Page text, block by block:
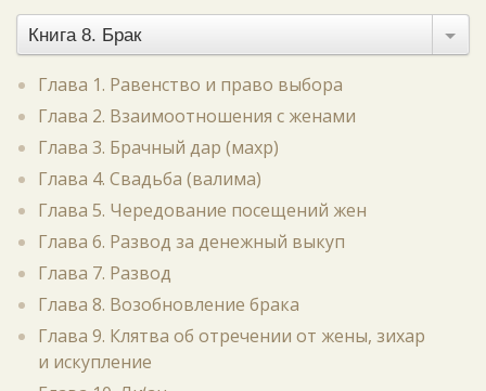
Книга 8. Брак
Глава 1. Равенство и право выбора
Глава 2. Взаимоотношения с женами
Глава 3. Брачный дар (махр)
Глава 4. Свадьба (валима)
Глава 5. Чередование посещений жен
Глава 6. Развод за денежный выкуп
Глава 7. Развод
Глава 8. Возобновление брака
Глава 9. Клятва об отречении от жены, зихар
и искупление